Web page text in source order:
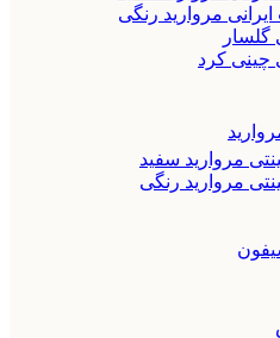
ایرانی مروارید رنگی
گلسار
چینی کرد
مروارید سفید
مروارید رنگی